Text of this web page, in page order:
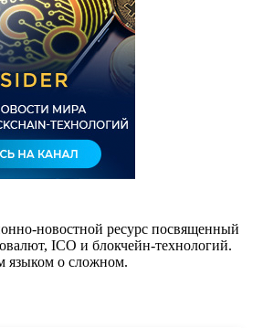
новостной ресурс посвященный
ICO и блокчейн-технологий.
языком о сложном.